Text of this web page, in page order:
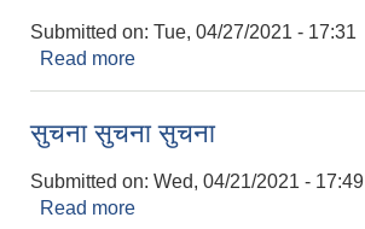
Submitted on: Tue, 04/27/2021 - 17:31
Read more
सुचना सुचना सुचना
Submitted on: Wed, 04/21/2021 - 17:49
Read more